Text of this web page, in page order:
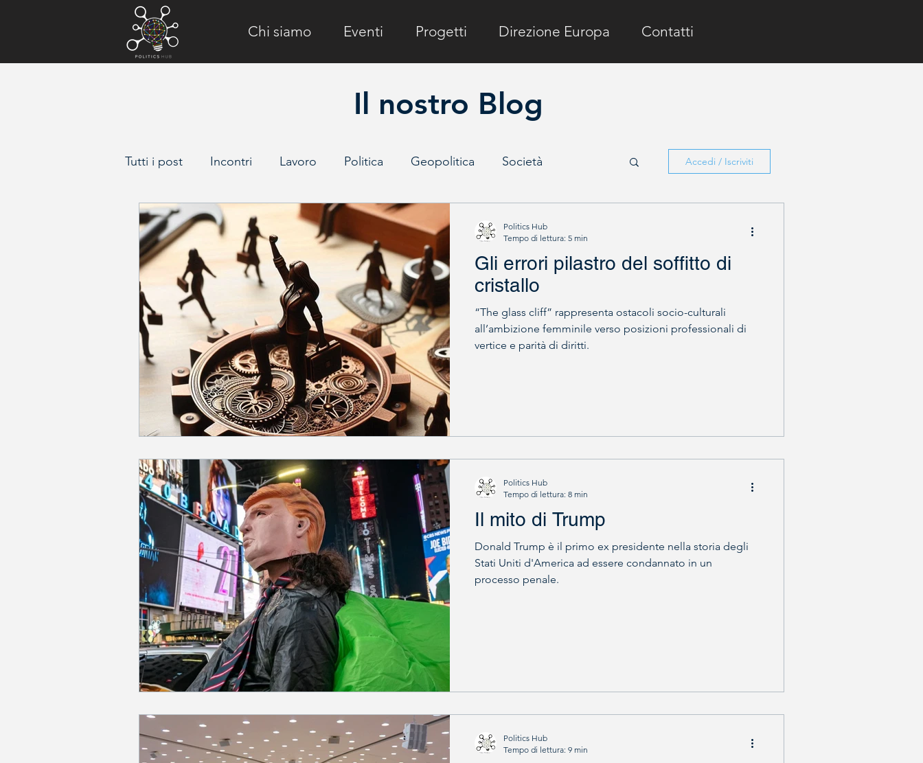
Chi siamo Eventi Progetti Direzione Europa Contatti
Il nostro Blog
Tutti i post Incontri Lavoro Politica Geopolitica Società
Il Poligono Face to Face
Accedi / Iscriviti
Gli errori pilastro del soffitto di
cristallo
“The glass cliff” rappresenta ostacoli socio-culturali
all’ambizione femminile verso posizioni professionali di
vertice e parità di diritti.
Politics Hub
Tempo di lettura: 5 min
Il mito di Trump
Donald Trump è il primo ex presidente nella storia degli
Stati Uniti d'America ad essere condannato in un
processo penale.
Politics Hub
Tempo di lettura: 8 min
Politics Hub
Tempo di lettura: 9 min